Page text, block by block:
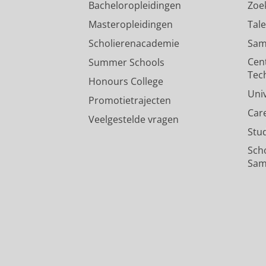
Bacheloropleidingen
Masteropleidingen
Scholierenacademie
Summer Schools
Honours College
Promotietrajecten
Veelgestelde vragen